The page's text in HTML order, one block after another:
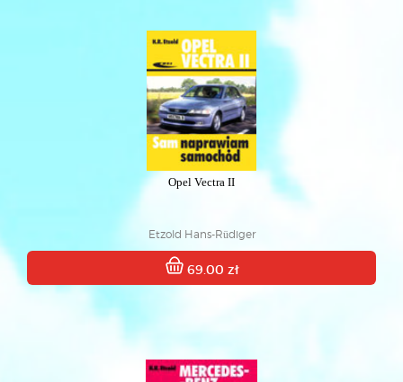
Opel Vectra II
Etzold Hans-Rüdiger
69.00 zł